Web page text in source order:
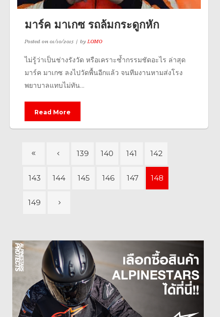
มาร์ค มาเกซ รถล้มกระดูกหัก
Posted on01/10/2015 byLOMO
ไม่รู้ว่าเป็นช่างรังวัด หรือเคราะซ้ำกรรมชัดอะไร ล่าสุด
มาร์ค มาเกซ ลงไปวัดพื้นอีกแล้ว จนทีมงานหามส่งโรง
พยาบาลแทบไม่ทัน...
Read More
139 140 141 142
143 144 145 146 147 148
149